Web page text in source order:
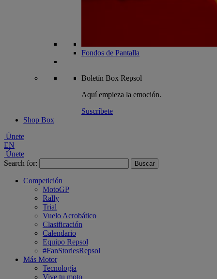
Fondos de Pantalla
Boletín Box Repsol
Aquí empieza la emoción.
Suscríbete
Shop Box
Únete
EN
Únete
Search for:
Competición
MotoGP
Rally
Trial
Vuelo Acrobático
Clasificación
Calendario
Equipo Repsol
#FanStoriesRepsol
Más Motor
Tecnología
Vive tu moto